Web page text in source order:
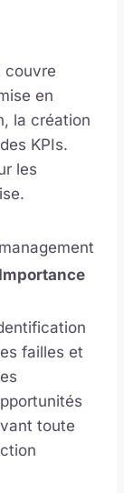
couvre
en
la création
KPIs.
les
Importance
failles et
toute